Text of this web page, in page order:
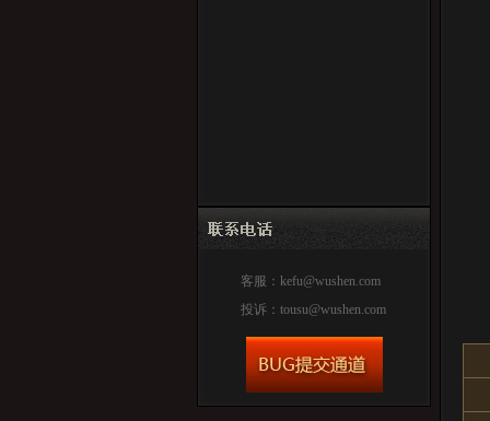
客服： kefu@wushen.com
投诉： tousu@wushen.com